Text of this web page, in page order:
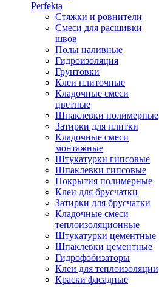
Perfekta
Стяжки и ровнители
Смеси для расшивки
швов
Полы наливные
Гидроизоляция
Грунтовки
Клеи плиточные
Кладочные смеси
цветные
Шпаклевки полимерные
Затирки для плитки
Кладочные смеси
монтажные
Штукатурки гипсовые
Шпаклевки гипсовые
Покрытия полимерные
Клеи для брусчатки
Затирки для брусчатки
Кладочные смеси
теплоизоляционные
Штукатурки цементные
Шпаклевки цементные
Гидрофобизаторы
Клеи для теплоизоляции
Краски фасадные